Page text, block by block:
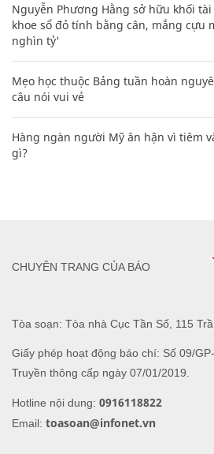
Nguyễn Phương Hằng sở hữu khối
khoe sổ đỏ tính bằng cân, mắng cựu
nghìn tỷ'
Mẹo học thuộc Bảng tuần hoàn
câu nói vui vẻ
Hàng ngàn người Mỹ ân hận vì tiêm
gì?
Tòa soạn: Tòa nhà Cục Tần Số, 115
Giấy phép hoạt động báo chí: Số 09/
Truyền thông cấp ngày 07/01/2019.
Hotline nội dung: 0916118822
Email: toasoan@infonet.vn
CHUYÊN TRANG CỦA BÁO